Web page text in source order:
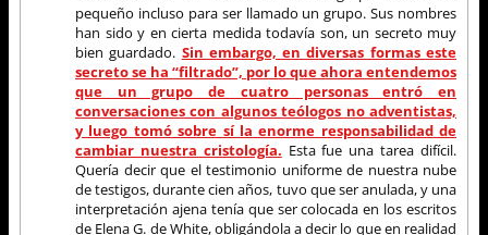
pequeño incluso para ser llamado un grupo. Sus nombres
han sido y en cierta medida todavía son, un secreto muy
bien guardado. Sin embargo, en diversas formas este
secreto se ha “filtrado”, por lo que ahora entendemos
que un grupo de cuatro personas entró en
conversaciones con algunos teólogos no adventistas,
y luego tomó sobre sí la enorme responsabilidad de
cambiar nuestra cristología. Esta fue una tarea difícil.
Quería decir que el testimonio uniforme de nuestra nube
de testigos, durante cien años, tuvo que ser anulada, y una
interpretación ajena tenía que ser colocada en los escritos
de Elena G. de White, obligándola a decir lo que en realidad